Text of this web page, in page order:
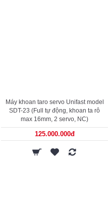
Máy khoan taro servo Unifast model
SDT-23 (Full tự động, khoan ta rô
max 16mm, 2 servo, NC)
125.000.000đ